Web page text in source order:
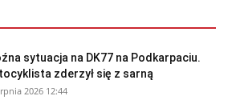
sytuacja na DK77 na Podkarpaciu.
zderzył się z sarną
2026 12:44